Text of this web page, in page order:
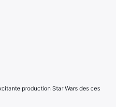
production Star Wars des ces